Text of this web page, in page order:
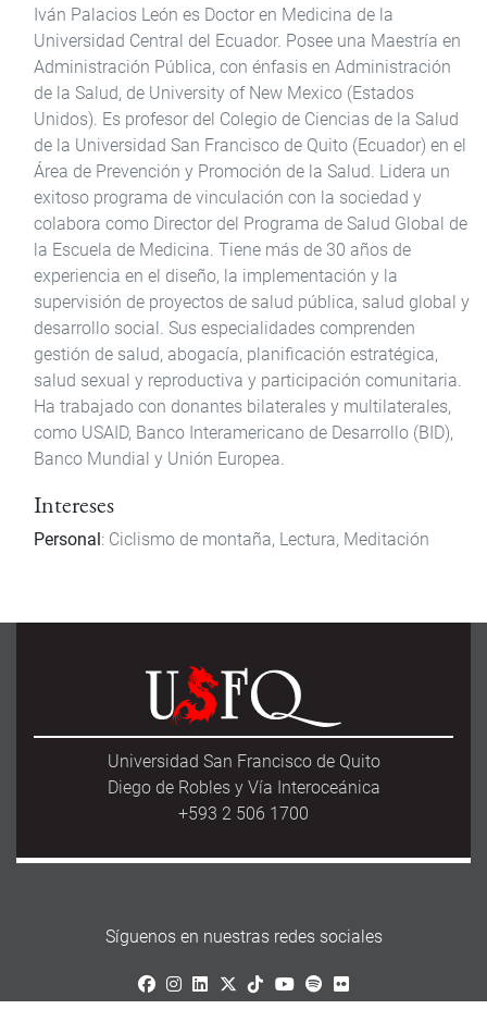
Iván Palacios León es Doctor en Medicina de la
Universidad Central del Ecuador. Posee una Maestría en
Administración Pública, con énfasis en Administración
de la Salud, de University of New Mexico (Estados
Unidos). Es profesor del Colegio de Ciencias de la Salud
de la Universidad San Francisco de Quito (Ecuador) en el
Área de Prevención y Promoción de la Salud. Lidera un
exitoso programa de vinculación con la sociedad y
colabora como Director del Programa de Salud Global de
la Escuela de Medicina. Tiene más de 30 años de
experiencia en el diseño, la implementación y la
supervisión de proyectos de salud pública, salud global y
desarrollo social. Sus especialidades comprenden
gestión de salud, abogacía, planificación estratégica,
salud sexual y reproductiva y participación comunitaria.
Ha trabajado con donantes bilaterales y multilaterales,
como USAID, Banco Interamericano de Desarrollo (BID),
Banco Mundial y Unión Europea.
Intereses
Personal: Ciclismo de montaña, Lectura, Meditación
Universidad San Francisco de Quito
Diego de Robles y Vía Interoceánica
+593 2 506 1700
Síguenos en nuestras redes sociales